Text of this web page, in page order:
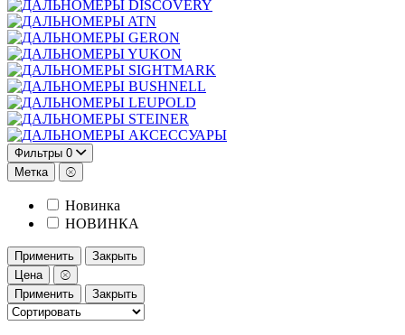
DISCOVERY
ATN
GERON
YUKON
SIGHTMARK
BUSHNELL
LEUPOLD
STEINER
АКСЕССУАРЫ
Фильтры 0
Метка
Новинка
НОВИНКА
Применить
Закрыть
Цена
Применить
Закрыть